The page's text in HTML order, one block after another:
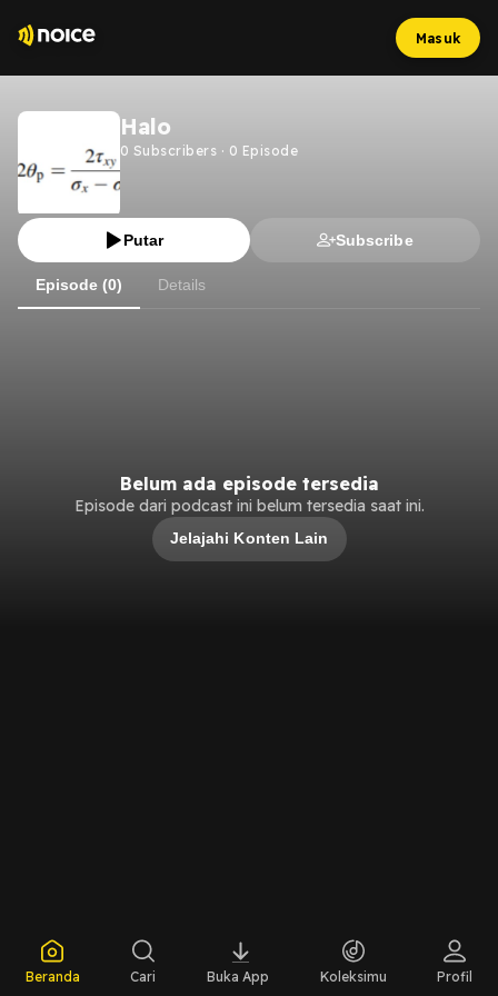
Masuk
Halo
0 Subscribers · 0 Episode
Putar Subscribe
Episode (0) Details
Belum ada episode tersedia
Episode dari podcast ini belum tersedia saat ini.
Jelajahi Konten Lain
Beranda Cari Buka App Koleksimu Profil